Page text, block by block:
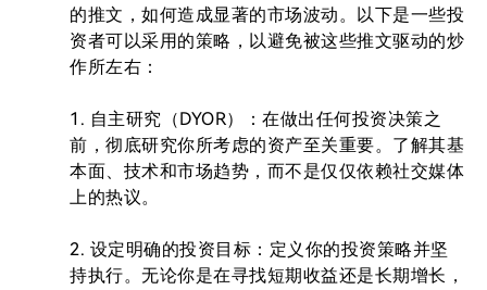
的推文，如何造成显著的市场波动。以下是一些投
资者可以采用的策略，以避免被这些推文驱动的炒
作所左右：
1. 自主研究（DYOR）：在做出任何投资决策之
前，彻底研究你所考虑的资产至关重要。了解其基
本面、技术和市场趋势，而不是仅仅依赖社交媒体
上的热议。
2. 设定明确的投资目标：定义你的投资策略并坚
持执行。无论你是在寻找短期收益还是长期增长，